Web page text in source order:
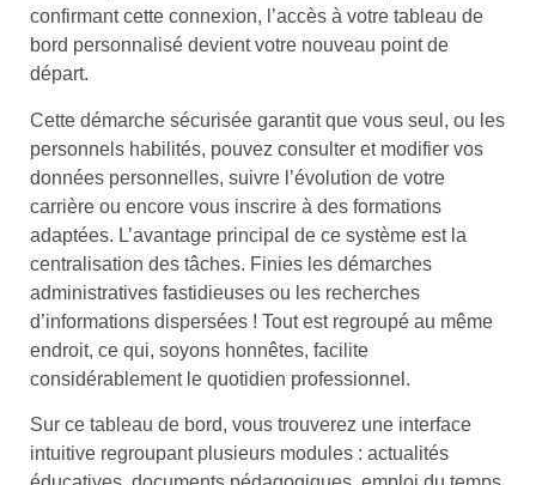
confirmant cette connexion, l’accès à votre tableau de
bord personnalisé devient votre nouveau point de
départ.
Cette démarche sécurisée garantit que vous seul, ou les
personnels habilités, pouvez consulter et modifier vos
données personnelles, suivre l’évolution de votre
carrière ou encore vous inscrire à des formations
adaptées. L’avantage principal de ce système est la
centralisation des tâches. Finies les démarches
administratives fastidieuses ou les recherches
d’informations dispersées ! Tout est regroupé au même
endroit, ce qui, soyons honnêtes, facilite
considérablement le quotidien professionnel.
Sur ce tableau de bord, vous trouverez une interface
intuitive regroupant plusieurs modules : actualités